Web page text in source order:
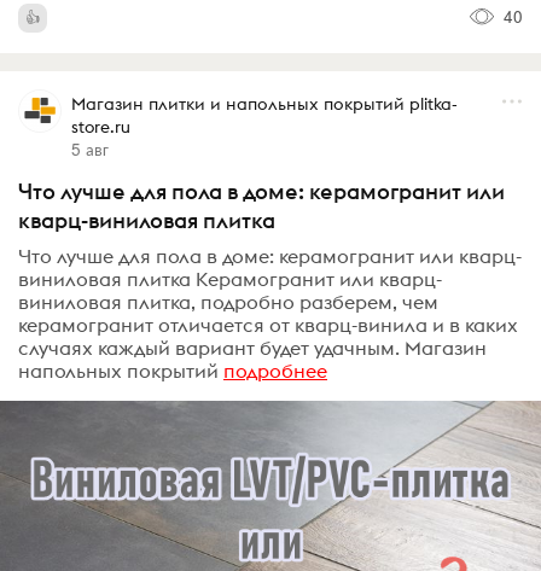
40
Магазин плитки и напольных покрытий plitka-
store.ru
5 авг
Что лучше для пола в доме: керамогранит или
кварц-виниловая плитка
Что лучше для пола в доме: керамогранит или кварц-
виниловая плитка Керамогранит или кварц-
виниловая плитка, подробно разберем, чем
керамогранит отличается от кварц-винила и в каких
случаях каждый вариант будет удачным. Магазин
напольных покрытий подробнее